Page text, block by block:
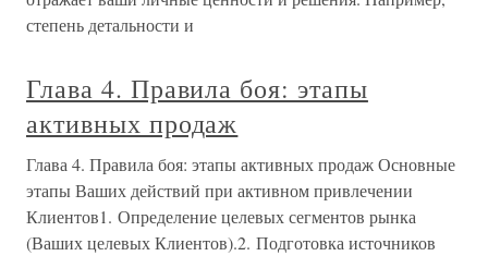
степень детальности и
Глава 4. Правила боя: этапы
активных продаж
Глава 4. Правила боя: этапы активных продаж Основные
этапы Ваших действий при активном привлечении
Клиентов1. Определение целевых сегментов рынка
(Ваших целевых Клиентов).2. Подготовка источников